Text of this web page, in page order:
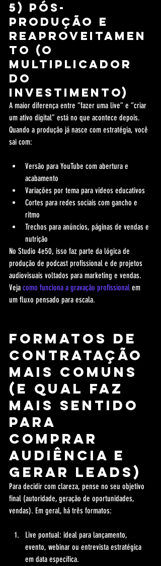
5) Pós-
produção e
reaproveitamen
to (o
multiplicador
do
investimento)
A maior diferença entre “fazer uma live” e “criar
um ativo digital” está no que acontece depois.
Quando a produção já nasce com estratégia, você
sai com:
Versão para YouTube com abertura e
acabamento
Variações por tema para vídeos educativos
Cortes para redes sociais com gancho e
ritmo
Trechos para anúncios, páginas de vendas e
nutrição
No Studio 4e50, isso faz parte da lógica de
produção de podcast profissional e de projetos
audiovisuais voltados para marketing e vendas.
Veja como funciona a gravação profissional em
um fluxo pensado para escala.
Formatos de
contratação
mais comuns
(e qual faz
mais sentido
para
comprar
audiência e
gerar leads)
Para decidir com clareza, pense no seu objetivo
final (autoridade, geração de oportunidades,
vendas). Em geral, há três formatos:
Live pontual: ideal para lançamento,
evento, webinar ou entrevista estratégica
em data específica.